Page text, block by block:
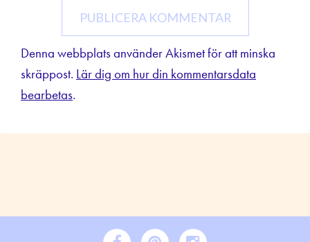
Denna webbplats använder Akismet för att minska
skräppost. Lär dig om hur din kommentarsdata
bearbetas.